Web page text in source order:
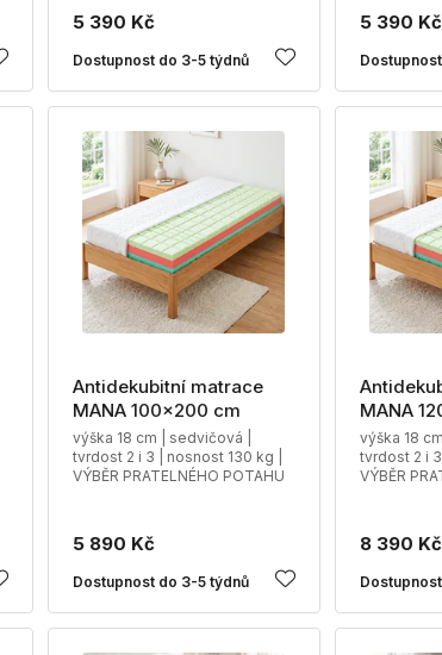
5 390 Kč
Dostupnost do 3-5 týdnů
5 390 Kč
Antidekubitní matrace
MANA 100x200 cm
výška 18 cm | sedvičová |
tvrdost 2 i 3 | nosnost 130 kg |
VÝBĚR PRATELNÉHO POTAHU
5 890 Kč
Dostupnost do 3-5 týdnů
MANA
výška 18
tvrdost 2 i 3
VÝBĚR
8 390 Kč